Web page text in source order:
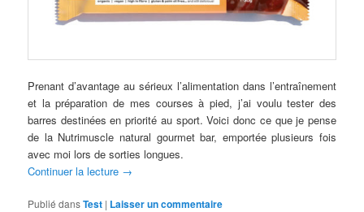
Prenant d’avantage au sérieux l’alimentation dans l’entraînement
et la préparation de mes courses à pied, j’ai voulu tester des
barres destinées en priorité au sport. Voici donc ce que je pense
de la Nutrimuscle natural gourmet bar, emportée plusieurs fois
avec moi lors de sorties longues.
Continuer la lecture →
Publié dansTest | Laisser un commentaire